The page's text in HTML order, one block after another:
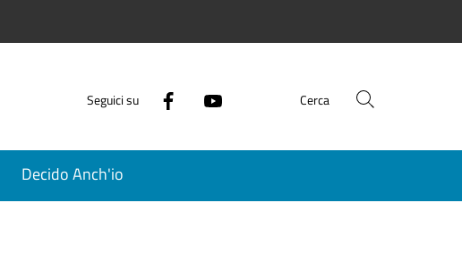
Seguici su Cerca
Decido Anch'io